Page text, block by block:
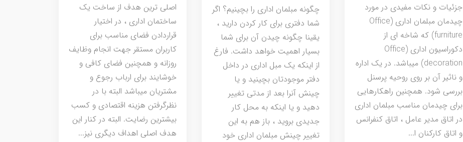
جزئیات و نکات مفیدی در مورد
چیدمان مبلمان اداری (Office
furniture) که شاخه ای از
دکوراسیون اداری (Office
decoration) میباشد. در یک اداره
و ناثیر آن بر روی روحیه پرسنل
بررسی شود. همچنین راهکارهایی
برای چیدمان مناسب مبلمان اداری
در اتاق مدیر عامل ، اتاق کنفرانس
و اتاق کارکنان ا...
چگونه مبلمان اداری را بچینیم؟ اگر
شما دفتری برای کار کردن دارید ،
یقینا چگونه چیدن آن برای شما
بسیار اهمیت خواهد داشت. فارغ
از اینکه یک مبل اداری در داخل
دفتر موجودتان بچینید و یا
چینش آنرا بعد از مدتی تغییر
دهید و یا اینکه به محل کار
جدیدی بروید ، باز هم به این
تغییر چینش مبلمان اداری خود
اصلی ترین هدف از ساخت یک
ساختمان اداری ، در اختیار
قراردادن فضای مناسب برای
کاربران مستقر جهت انجام وظایف
روزانه و همچنین فضای کافی و
خوشایند برای ارباب رجوع و
مشتریان میباشد البته با در
نظرگرفتن هزینه اقتصادی و کسب
بیشترین رضایت. البته در کنار این
هدف اصلی اهداف دیگری نیز...